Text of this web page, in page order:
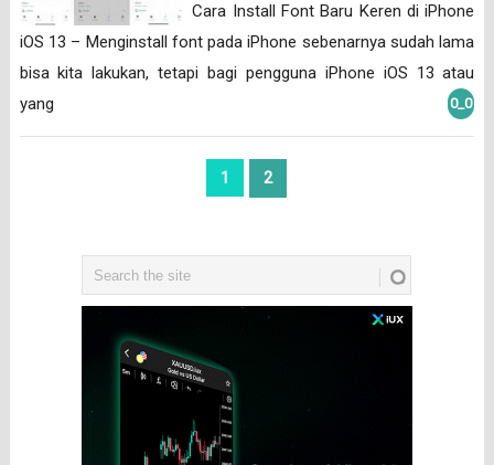
Cara Install Font Baru Keren di iPhone
iOS 13 – Menginstall font pada iPhone sebenarnya sudah lama
bisa kita lakukan, tetapi bagi pengguna iPhone iOS 13 atau
yang
0_0
1 2